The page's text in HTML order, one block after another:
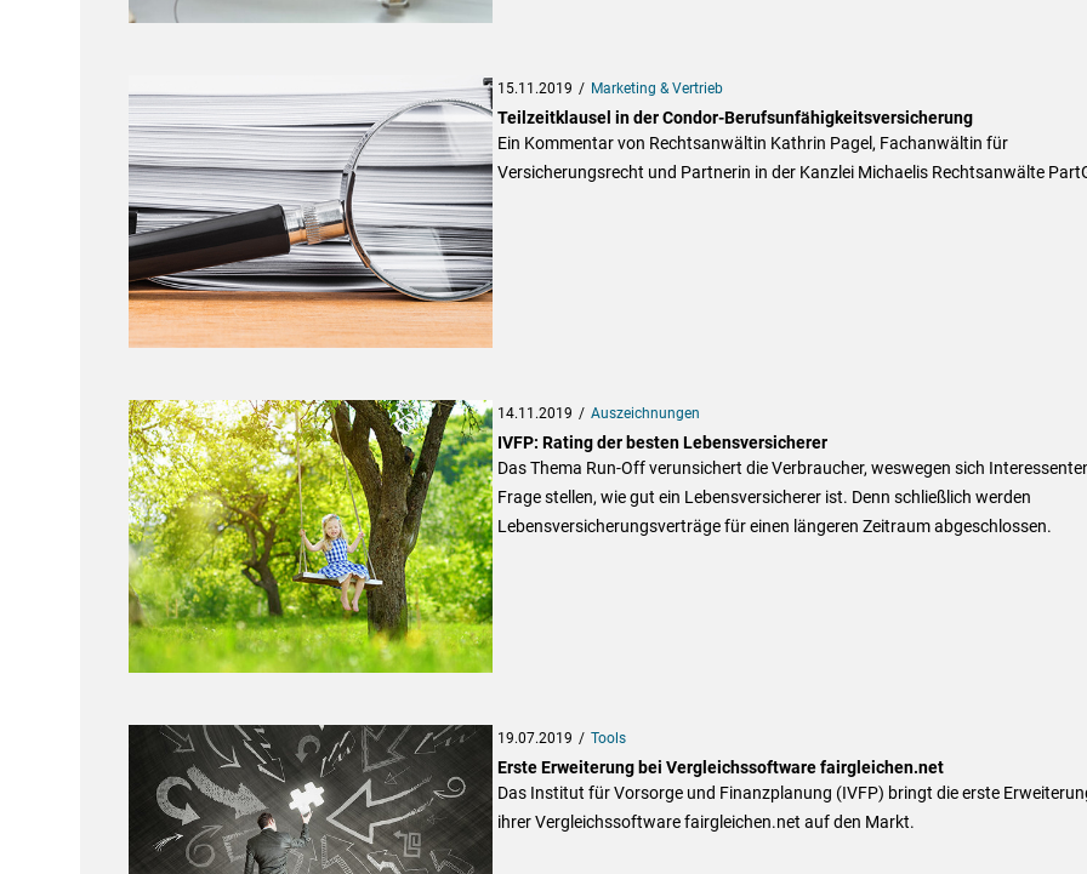
15.11.2019 Marketing & Vertrieb
Teilzeitklausel in der Condor-Berufsunfähigkeitsversicherung
Ein Kommentar von Rechtsanwältin Kathrin Pagel, Fachanwältin für
Versicherungsrecht und Partnerin in der Kanzlei Michaelis Rechtsanwälte
14.11.2019 Auszeichnungen
IVFP: Rating der besten Lebensversicherer
Das Thema Run-Off verunsichert die Verbraucher, weswegen sich
Frage stellen, wie gut ein Lebensversicherer ist. Denn schließlich werden
Lebensversicherungsverträge für einen längeren Zeitraum abgeschlossen.
19.07.2019 Tools
Erste Erweiterung bei Vergleichssoftware fairgleichen.net
Das Institut für Vorsorge und Finanzplanung (IVFP) bringt die erste
ihrer Vergleichssoftware fairgleichen.net auf den Markt.